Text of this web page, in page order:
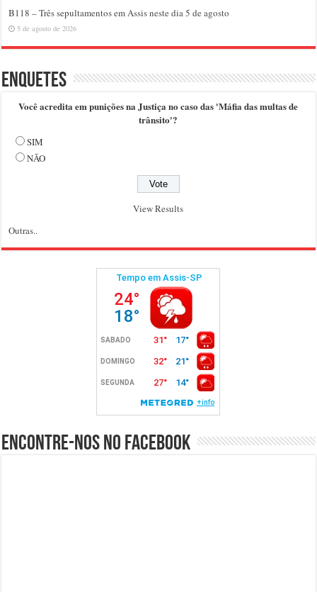
B118 – Três sepultamentos em Assis neste dia 5 de agosto
5 de agosto de 2026
Enquetes
Você acredita em punições na Justiça no caso das 'Máfia das multas de
trânsito'?
SIM
NÃO
View Results
Outras..
Encontre-nos no Facebook